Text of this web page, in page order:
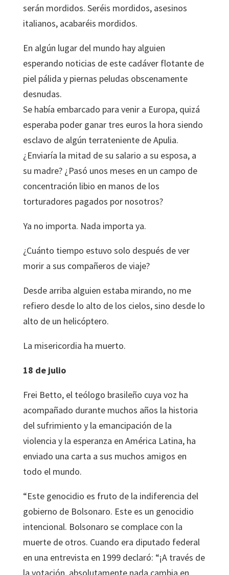
serán mordidos. Seréis mordidos, asesinos
italianos, acabaréis mordidos.
En algún lugar del mundo hay alguien
esperando noticias de este cadáver flotante de
piel pálida y piernas peludas obscenamente
desnudas.
Se había embarcado para venir a Europa, quizá
esperaba poder ganar tres euros la hora siendo
esclavo de algún terrateniente de Apulia.
¿Enviaría la mitad de su salario a su esposa, a
su madre? ¿Pasó unos meses en un campo de
concentración libio en manos de los
torturadores pagados por nosotros?
Ya no importa. Nada importa ya.
¿Cuánto tiempo estuvo solo después de ver
morir a sus compañeros de viaje?
Desde arriba alguien estaba mirando, no me
refiero desde lo alto de los cielos, sino desde lo
alto de un helicóptero.
La misericordia ha muerto.
18 de julio
Frei Betto, el teólogo brasileño cuya voz ha
acompañado durante muchos años la historia
del sufrimiento y la emancipación de la
violencia y la esperanza en América Latina, ha
enviado una carta a sus muchos amigos en
todo el mundo.
“Este genocidio es fruto de la indiferencia del
gobierno de Bolsonaro. Este es un genocidio
intencional. Bolsonaro se complace con la
muerte de otros. Cuando era diputado federal
en una entrevista en 1999 declaró: “¡A través de